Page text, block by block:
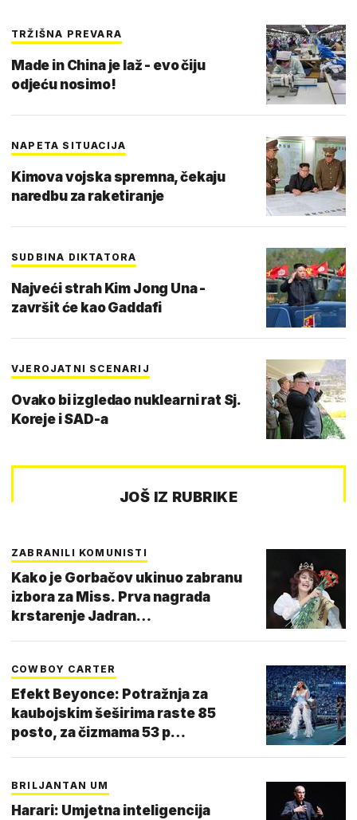
TRŽIŠNA PREVARA
Made in China je laž - evo čiju
odjeću nosimo!
NAPETA SITUACIJA
Kimova vojska spremna, čekaju
naredbu za raketiranje
SUDBINA DIKTATORA
Najveći strah Kim Jong Una -
završit će kao Gaddafi
VJEROJATNI SCENARIJ
Ovako bi izgledao nuklearni rat Sj.
Koreje i SAD-a
JOŠ IZ RUBRIKE
ZABRANILI KOMUNISTI
Kako je Gorbačov ukinuo zabranu
izbora za Miss. Prva nagrada
krstarenje Jadran…
COWBOY CARTER
Efekt Beyonce: Potražnja za
kaubojskim šeširima raste 85
posto, za čizmama 53 p…
BRILJANTAN UM
Harari: Umjetna inteligencija